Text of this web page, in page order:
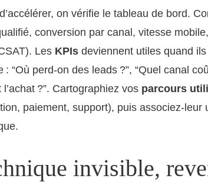
on vérifie le tableau de bord.
conversion par canal, vitesse
Les KPIs deviennent utiles quand
: “Où perd-on des leads ?”, “Quel canal
l’achat ?”. Cartographiez vos parcours
paiement, support), puis associez-leur
invisible,